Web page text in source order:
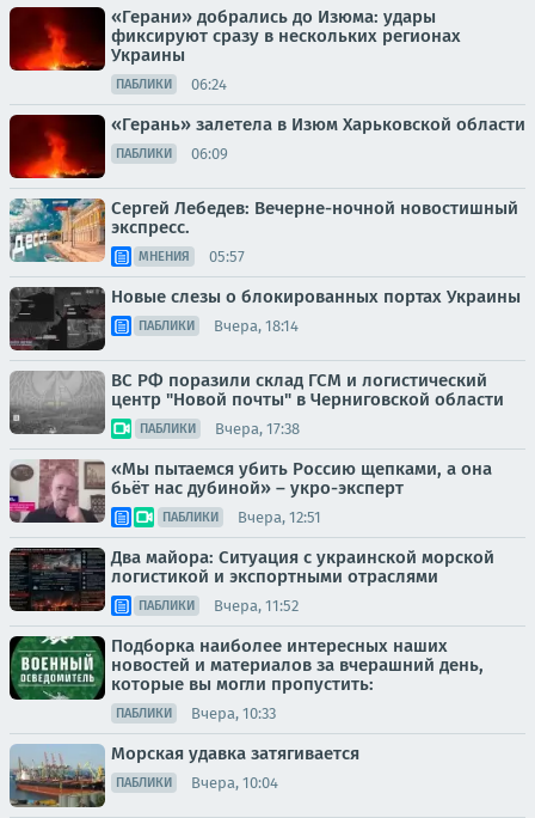
«Герани» добрались до Изюма: удары
фиксируют сразу в нескольких регионах
Украины
ПАБЛИКИ 06:24
«Герань» залетела в Изюм Харьковской области
ПАБЛИКИ 06:09
Сергей Лебедев: Вечерне-ночной новостишный
экспресс.
МНЕНИЯ 05:57
Новые слезы о блокированных портах Украины
ПАБЛИКИ Вчера, 18:14
ВС РФ поразили склад ГСМ и логистический
центр "Новой почты" в Черниговской области
ПАБЛИКИ Вчера, 17:38
«Мы пытаемся убить Россию щепками, а она
бьёт нас дубиной» – укро-эксперт
ПАБЛИКИ Вчера, 12:51
Два майора: Ситуация с украинской морской
логистикой и экспортными отраслями
ПАБЛИКИ Вчера, 11:52
Подборка наиболее интересных наших
новостей и материалов за вчерашний день,
которые вы могли пропустить:
ПАБЛИКИ Вчера, 10:33
Морская удавка затягивается
ПАБЛИКИ Вчера, 10:04